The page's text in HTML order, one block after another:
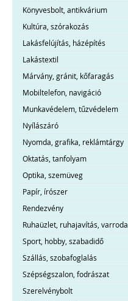
Könyvesbolt, antikvárium
Kultúra, szórakozás
Lakásfelújítás, házépítés
Lakástextil
Márvány, gránit, kőfaragás
Mobiltelefon, navigáció
Munkavédelem, tűzvédelem
Nyílászáró
Nyomda, grafika, reklámtárgy
Oktatás, tanfolyam
Optika, szemüveg
Papír, írószer
Rendezvény
Ruhaüzlet, ruhajavítás, varroda
Sport, hobby, szabadidő
Szállás, szobafoglalás
Szépségszalon, fodrászat
Szerelvénybolt